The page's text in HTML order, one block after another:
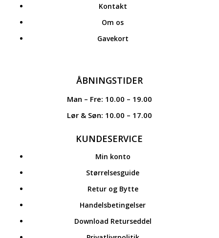
Kontakt
Om os
Gavekort
ÅBNINGSTIDER
Man – Fre: 10.00 – 19.00
Lør & Søn: 10.00 – 17.00
KUNDESERVICE
Min konto
Størrelsesguide
Retur og Bytte
Handelsbetingelser
Download Returseddel